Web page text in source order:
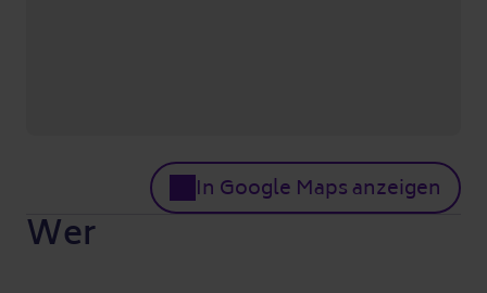
In Google Maps anzeigen
Wer